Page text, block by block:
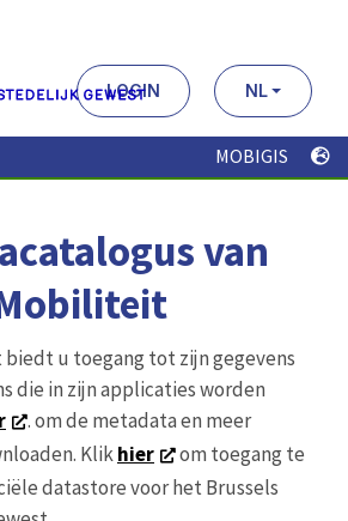
LOGIN NL
MOBIGIS
van
u toegang tot zijn gegevens
die in zijn applicaties worden
. om de metadata en meer
Klikhier
om toegang te
datastore voor het Brussels